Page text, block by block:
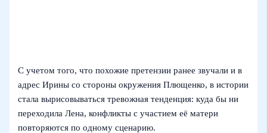
С учетом того, что похожие претензии ранее звучали и в
адрес Ирины со стороны окружения Плющенко, в истории
стала вырисовываться тревожная тенденция: куда бы ни
переходила Лена, конфликты с участием её матери
повторяются по одному сценарию.